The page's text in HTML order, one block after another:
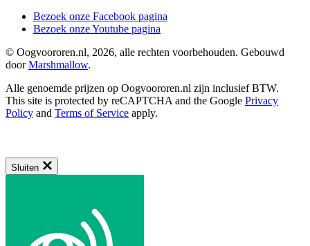
Bezoek onze Facebook pagina
Bezoek onze Youtube pagina
© Oogvoororen.nl, 2026, alle rechten voorbehouden. Gebouwd
doorMarshmallow.
Alle genoemde prijzen op Oogvoororen.nl zijn inclusief BTW.
This site is protected by reCAPTCHA and the Google Privacy
Policy and Terms of Service apply.
Sluiten